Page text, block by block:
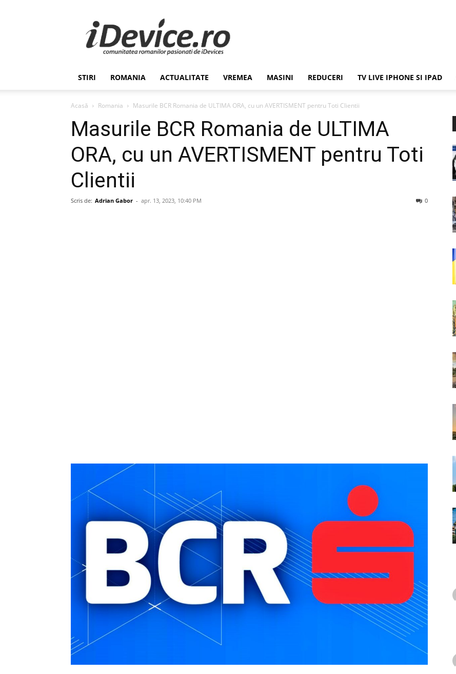
Stiri
de
Ultima
Ora
Romania,
Economie,
–
iDevice.ro
STIRI ROMANIA ACTUALITATE VREMEA MASINI REDUCERI TV LIVE IPHONE SI IPAD
Acasă Romania Masurile BCR Romania de ULTIMA ORA, cu un AVERTISMENT pentru Toti Clientii
Masurile BCR Romania de ULTIMA
ORA, cu un AVERTISMENT pentru Toti
Clientii
Scris de: Adrian Gabor - apr. 13, 2023, 10:40 PM 0